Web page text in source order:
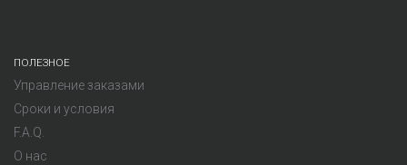
ПОЛЕЗНОЕ
Управление заказами
Сроки и условия
F.A.Q.
О нас